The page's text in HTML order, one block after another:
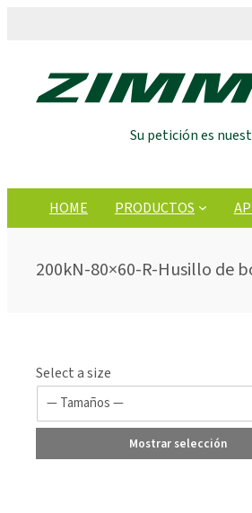
Su petición es
HOME PRODUCTOS
200kN-80×60-R-Husillo de
Select a size
Mostrar selección